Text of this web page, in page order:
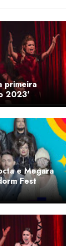
primeira
2023'
e Megara
Fest